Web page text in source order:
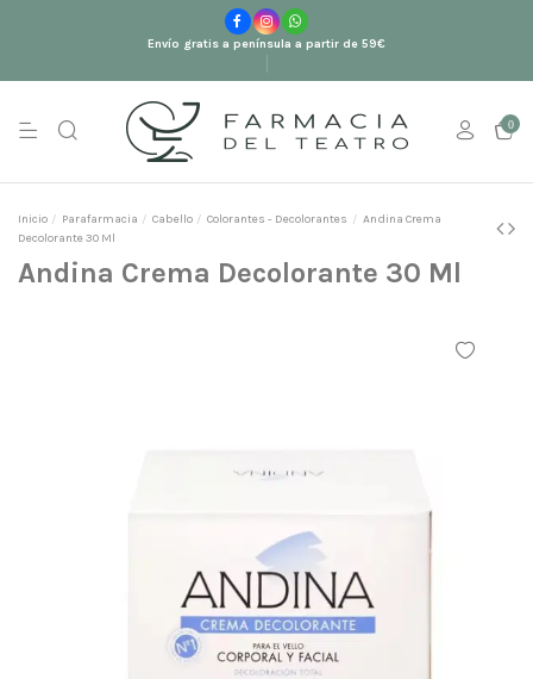
Envío gratis a península a partir de 59€
0
Inicio Parafarmacia Cabello Colorantes - Decolorantes
Andina Crema
Decolorante 30 Ml
Andina Crema Decolorante 30 Ml